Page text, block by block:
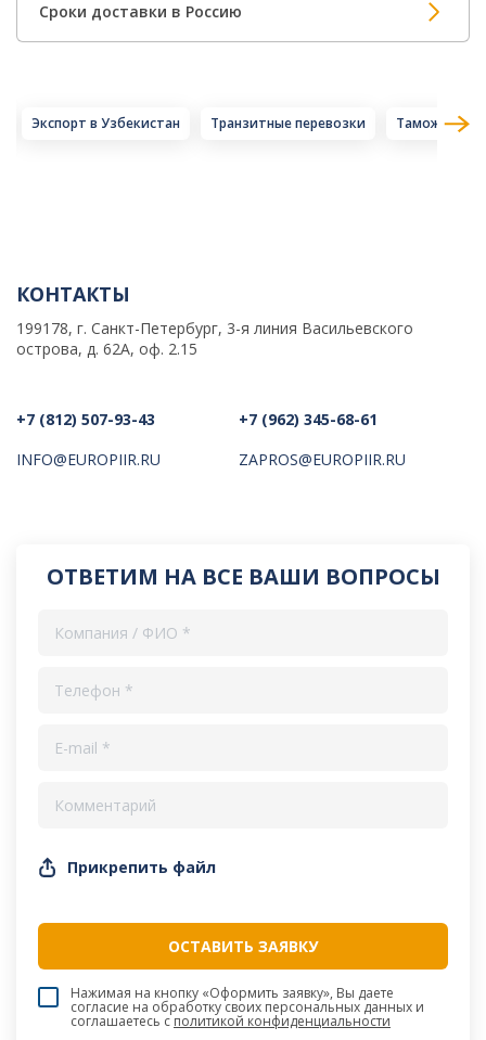
Сроки доставки в Россию
Экспорт в Узбекистан Транзитные перевозки Таможенный
КОНТАКТЫ
199178, г. Санкт-Петербург, 3-я линия Васильевского
острова, д. 62А, оф. 2.15
+7 (812) 507-93-43
INFO@EUROPIIR.RU
+7 (962) 345-68-61
ZAPROS@EUROPIIR.RU
ОТВЕТИМ НА ВСЕ ВАШИ ВОПРОСЫ
Прикрепить файл
Нажимая на кнопку «Оформить заявку», Вы даете
согласие на обработку своих персональных данных и
соглашаетесь cполитикой конфиденциальности